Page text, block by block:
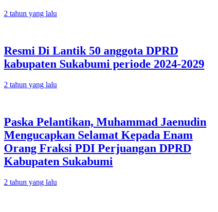
2 tahun yang lalu
Resmi Di Lantik 50 anggota DPRD
kabupaten Sukabumi periode 2024-2029
2 tahun yang lalu
Paska Pelantikan, Muhammad Jaenudin
Mengucapkan Selamat Kepada Enam
Orang Fraksi PDI Perjuangan DPRD
Kabupaten Sukabumi
2 tahun yang lalu